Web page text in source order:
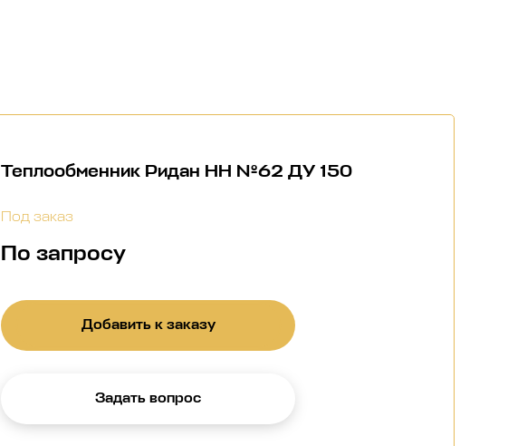
Теплообменник Ридан НН №62 ДУ 150
Под заказ
По запросу
Добавить к заказу
Задать вопрос